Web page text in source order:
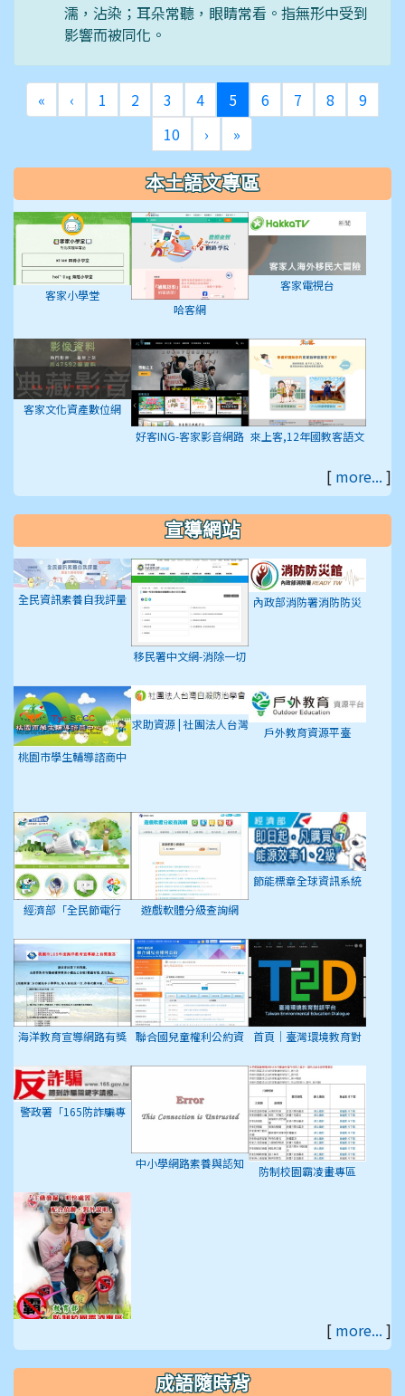
濡，沾染；耳朵常聽，眼睛常看。指無形中受到
影響而被同化。
« 第一頁
‹ 上一頁
1 2 3 4 5(目前頁次)
6 7 8
9
10
› 下一頁
»
本土語文專區
客家小學堂
哈客網
客家電視台
客家文化資產數位網
好客ING-客家影音網路 來上客,12年國教客語文
[ more... ]
宣導網站
全民資訊素養自我評量
移民署中文網-消除一切
(ICERD)專區
內政部消防署消防防災
桃園市學生輔導諮商中
求助資源 | 社團法人台灣
戶外教育資源平臺
經濟部「全民節電行
遊戲軟體分級查詢網
節能標章全球資訊系統
海洋教育宣導網路有獎 聯合國兒童權利公約資
首頁｜臺灣環境教育對
警政署「165防詐騙專
中小學網路素養與認知 防制校園霸凌畫專區
[ more... ]
成語隨時背